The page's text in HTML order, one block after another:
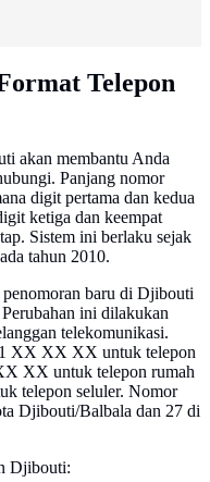
Telepon
akan membantu Anda
Panjang nomor
digit pertama dan kedua
ketiga dan keempat
Sistem ini berlaku sejak
tahun 2010.
penomoran baru di Djibouti
ini dilakukan
telekomunikasi.
XX XX XX untuk telepon
XX untuk telepon rumah
telepon seluler. Nomor
Djibouti/Balbala dan 27 di
Djibouti: